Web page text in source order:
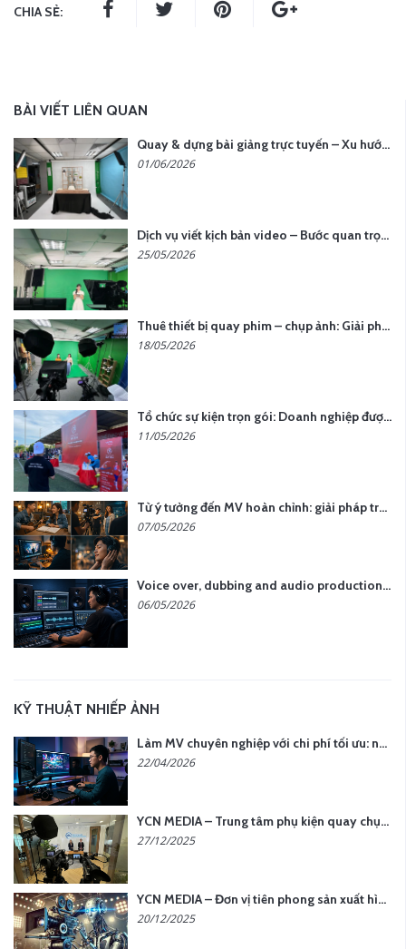
CHIA SẺ:
BÀI VIẾT LIÊN QUAN
Quay & dựng bài giảng trực tuyến – Xu hướng đào tạo thời đại số
01/06/2026
Dịch vụ viết kịch bản video – Bước quan trọng quyết định thành công nội dung
25/05/2026
Thuê thiết bị quay phim – chụp ảnh: Giải pháp tối ưu chi phí cho doanh nghiệp
18/05/2026
Tổ chức sự kiện trọn gói: Doanh nghiệp được gì khi chọn đơn vị chuyên nghiệp?
11/05/2026
Từ ý tưởng đến MV hoàn chỉnh: giải pháp trọn gói tại YCN Media
07/05/2026
Voice over, dubbing and audio production services in Vietnam for global content
06/05/2026
KỸ THUẬT NHIẾP ẢNH
Làm MV chuyên nghiệp với chi phí tối ưu: nên chọn quay thực tế hay video AI?
22/04/2026
YCN MEDIA – Trung tâm phụ kiện quay chụp tại Hà Nội
27/12/2025
YCN MEDIA – Đơn vị tiên phong sản xuất hình ảnh & âm thanh bằng AI tại Hà Nội
20/12/2025